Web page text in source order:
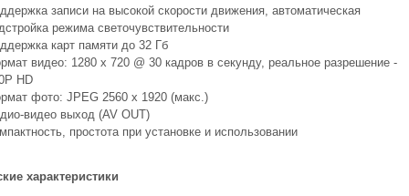
записи на высокой скорости движения, автоматическая
режима светочувствительности
карт памяти до 32 Гб
видео: 1280 x 720 @ 30 кадров в секунду, реальное разрешение -
HD
фото: JPEG 2560 x 1920 (макс.)
видео выход (AV OUT)
простота при установке и использовании
характеристики